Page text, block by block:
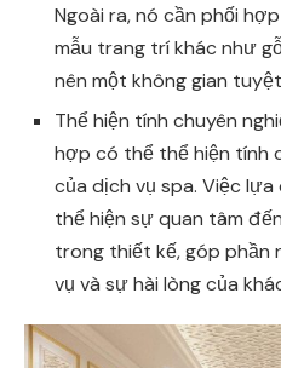
Ngoài ra, nó cần phối
mẫu trang trí khác như
nên một không gian
Thể hiện tính chuyên
hợp có thể thể hiện tính
của dịch vụ spa. Việc
thể hiện sự quan tâm
trong thiết kế, góp phần
vụ và sự hài lòng của